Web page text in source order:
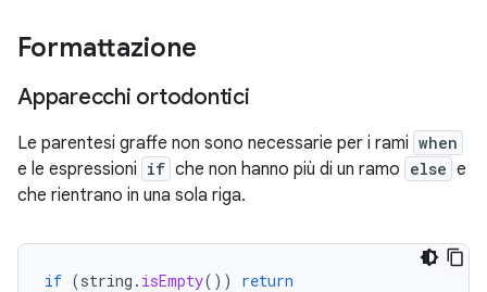
Formattazione
Apparecchi ortodontici
Le parentesi graffe non sono necessarie per i rami when
e le espressioni if che non hanno più di un ramo else e
che rientrano in una sola riga.
if (string . isEmpty()) return